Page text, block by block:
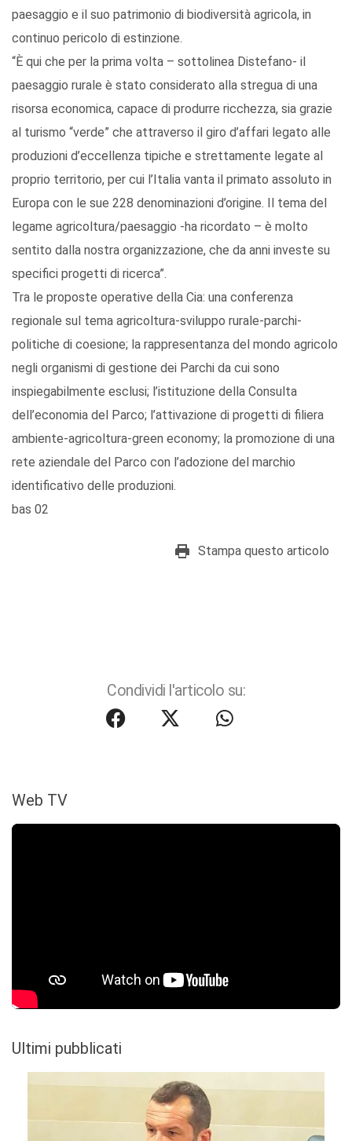
paesaggio e il suo patrimonio di biodiversità agricola, in
continuo pericolo di estinzione.
“È qui che per la prima volta – sottolinea Distefano- il
paesaggio rurale è stato considerato alla stregua di una
risorsa economica, capace di produrre ricchezza, sia grazie
al turismo “verde” che attraverso il giro d’affari legato alle
produzioni d’eccellenza tipiche e strettamente legate al
proprio territorio, per cui l’Italia vanta il primato assoluto in
Europa con le sue 228 denominazioni d’origine. Il tema del
legame agricoltura/paesaggio -ha ricordato – è molto
sentito dalla nostra organizzazione, che da anni investe su
specifici progetti di ricerca”.
Tra le proposte operative della Cia: una conferenza
regionale sul tema agricoltura-sviluppo rurale-parchi-
politiche di coesione; la rappresentanza del mondo agricolo
negli organismi di gestione dei Parchi da cui sono
inspiegabilmente esclusi; l’istituzione della Consulta
dell’economia del Parco; l’attivazione di progetti di filiera
ambiente-agricoltura-green economy; la promozione di una
rete aziendale del Parco con l’adozione del marchio
identificativo delle produzioni.
bas 02
Stampa questo articolo
Condividi l'articolo su:
Web TV
Ultimi pubblicati